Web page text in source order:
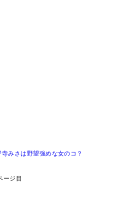
みさは野望強めな女のコ？
ージ目